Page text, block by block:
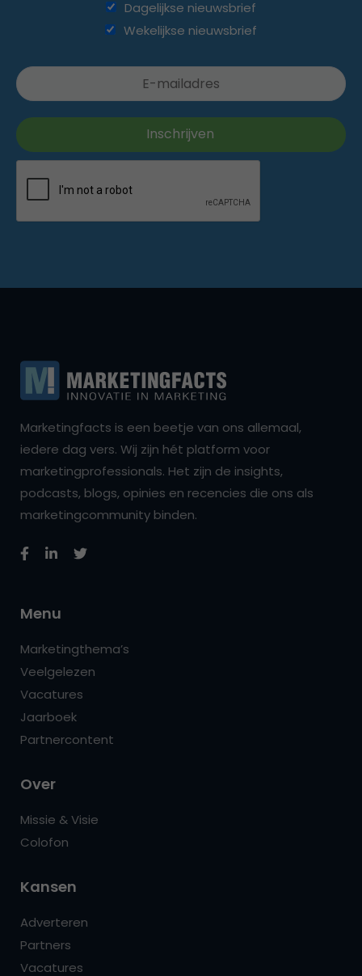
Dagelijkse nieuwsbrief
Wekelijkse nieuwsbrief
Marketingfacts is een beetje van ons allemaal,
iedere dag vers. Wij zijn hét platform voor
marketingprofessionals. Het zijn de insights,
podcasts, blogs, opinies en recencies die ons als
marketingcommunity binden.
Menu
Marketingthema’s
Veelgelezen
Vacatures
Jaarboek
Partnercontent
Over
Missie & Visie
Colofon
Kansen
Adverteren
Partners
Vacatures